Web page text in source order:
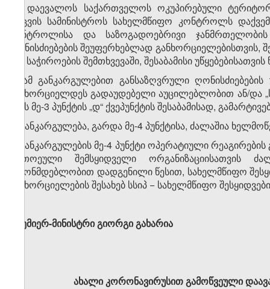
. დაევალოს საქართველოს ოკუპირებული
დაცვის სამინისტროს სახელმწიფო კონტროლს
კონტროლისა და საზოგადოებრივი
ღონისძიებების შეუფერხებლად
და, საჭიროების შემთხვევაში, შესაბამისი
4. ამ განკარგულებით განსაზღვრული
განხორციელდეს გადაუდებელი აუცილებლობით ან/და
ლის მე-3 პუნქტის „დ“ ქვეპუნქტის შესაბამისად,
5. განკარგულება, გარდა მე-4 პუნქტისა, ძალაშია
6. განკარგულების მე-4 პუნქტი ოპერატიული
თითოეული შემსყიდ­ვე­ლი ორგანიზაციისათვის
კანონმდებლობით დადგენილი წესით, სახელმწიფო
განხორციელების შე­სა­ხებ სსიპ − სახელმწიფო
პრემიერ-მინისტრიგიორგი გახარია
ახალი კორონავირუსით გამოწვეული